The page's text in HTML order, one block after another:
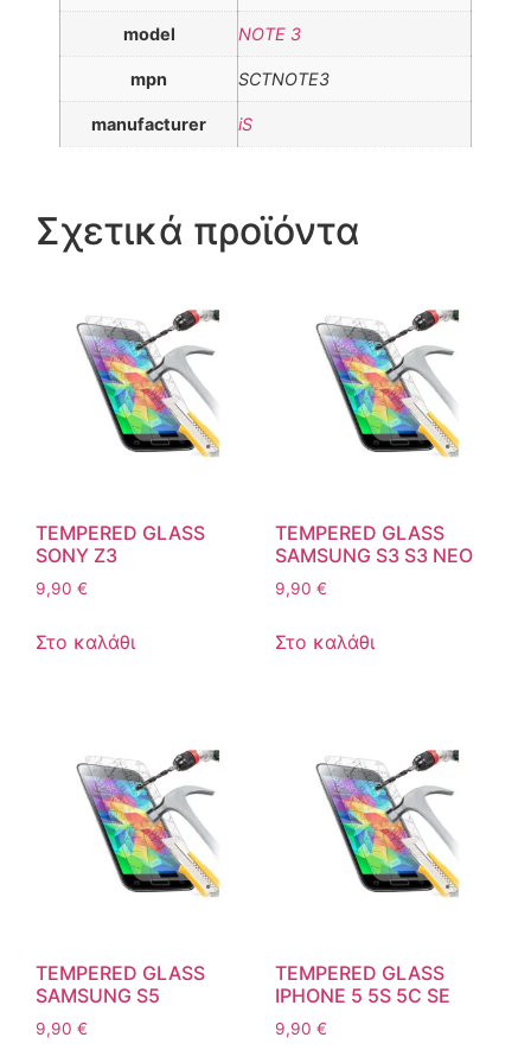
model NOTE 3
mpn SCTNOTE3
manufacturer iS
Σχετικά προϊόντα
TEMPERED GLASS
SONY Z3
9,90 €
Στο καλάθι
TEMPERED GLASS
SAMSUNG S3 S3 NEO
9,90 €
Στο καλάθι
TEMPERED GLASS
SAMSUNG S5
9,90 €
TEMPERED GLASS
IPHONE 5 5S 5C SE
9,90 €